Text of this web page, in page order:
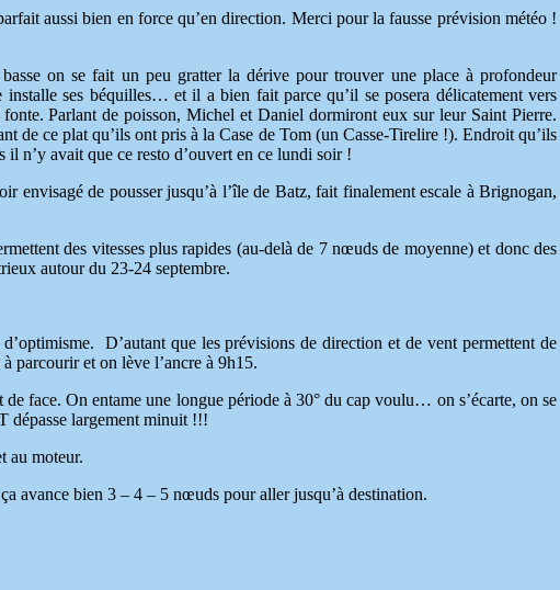
aussi bien en force qu’en direction. Merci pour la fausse prévision météo !
on se fait un peu gratter la dérive pour trouver une place à profondeur
installe ses béquilles… et il a bien fait parce qu’il se posera délicatement vers
Parlant de poisson, Michel et Daniel dormiront eux sur leur Saint Pierre.
de ce plat qu’ils ont pris à la Case de Tom (un Casse-Tirelire !). Endroit qu’ils
il n’y avait que ce resto d’ouvert en ce lundi soir !
envisagé de pousser jusqu’à l’île de Batz, fait finalement escale à Brignogan,
des vitesses plus rapides (au-delà de 7 nœuds de moyenne) et donc des
autour du 23-24 septembre.
D’autant que les prévisions de direction et de vent permettent de
parcourir et on lève l’ancre à 9h15.
face. On entame une longue période à 30° du cap voulu… on s’écarte, on se
dépasse largement minuit !!!
au moteur.
avance bien 3 – 4 – 5 nœuds pour aller jusqu’à destination.